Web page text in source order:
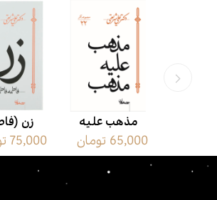
مذهب علیه
مذهب65,000 تومان
زن
فاطمه
75,000 تومان